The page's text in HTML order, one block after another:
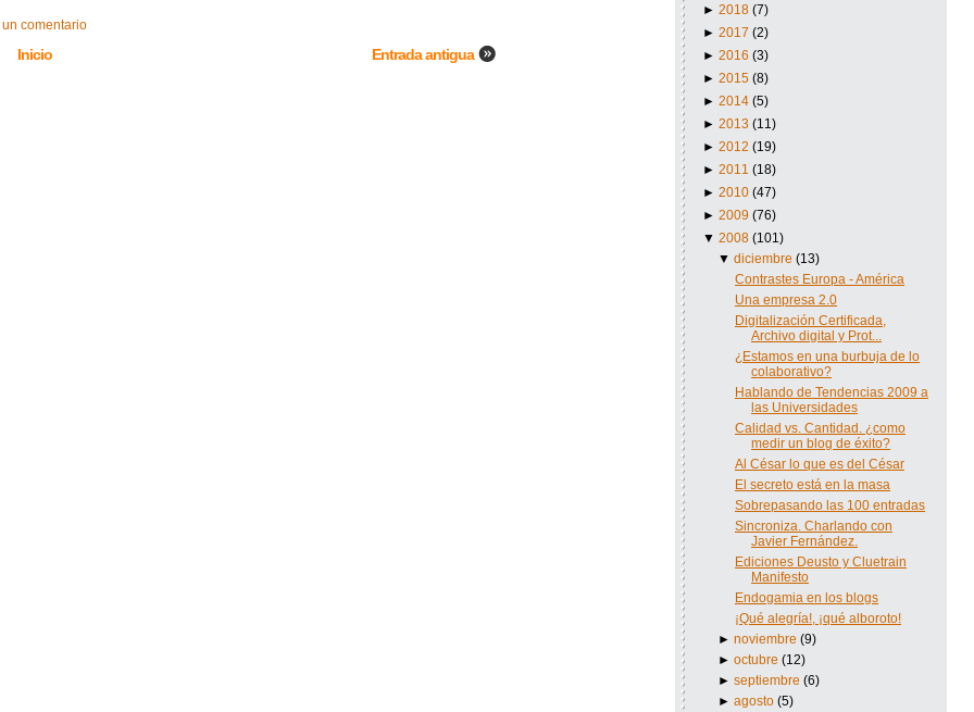
► 2018 (7)
► 2017 (2)
► 2016 (3)
► 2015 (8)
► 2014 (5)
► 2013 (11)
► 2012 (19)
► 2011 (18)
► 2010 (47)
► 2009 (76)
▼ 2008 (101)
▼diciembre(13)
Contrastes Europa - América
Una empresa 2.0
Digitalización Certificada,
Archivo digital y Prot...
¿Estamos en una burbuja de lo
colaborativo?
Hablando de Tendencias 2009 a
las Universidades
Calidad vs. Cantidad. ¿como
medir un blog de éxito?
Al César lo que es del César
El secreto está en la masa
Sobrepasando las 100 entradas
Sincroniza. Charlando con
Javier Fernández.
Ediciones Deusto y Cluetrain
Manifesto
Endogamia en los blogs
¡Qué alegría!, ¡qué alboroto!
►noviembre(9)
►octubre(12)
►septiembre(6)
►agosto(5)
un comentario
Entrada antigua
Inicio